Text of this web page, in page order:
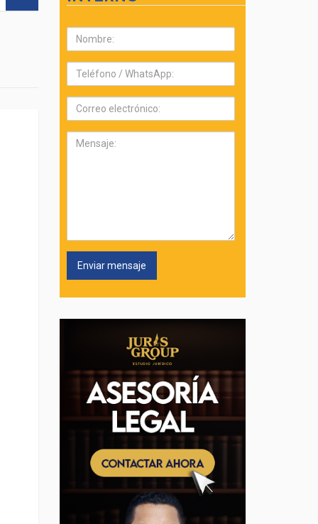
Nombre:
Teléfono:
Correo
electrónico:
Mensaje: